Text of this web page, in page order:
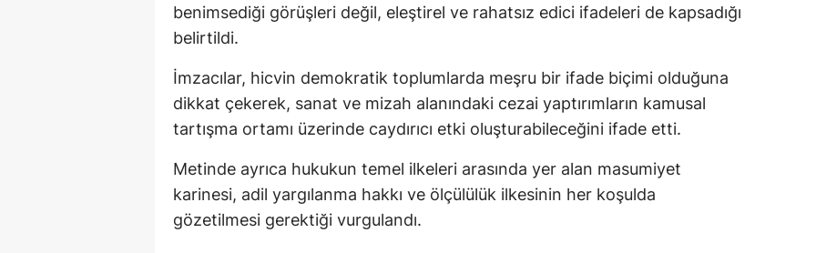
benimsediği görüşleri değil, eleştirel ve rahatsız edici ifadeleri de kapsadığı
belirtildi.
İmzacılar, hicvin demokratik toplumlarda meşru bir ifade biçimi olduğuna
dikkat çekerek, sanat ve mizah alanındaki cezai yaptırımların kamusal
tartışma ortamı üzerinde caydırıcı etki oluşturabileceğini ifade etti.
Metinde ayrıca hukukun temel ilkeleri arasında yer alan masumiyet
karinesi, adil yargılanma hakkı ve ölçülülük ilkesinin her koşulda
gözetilmesi gerektiği vurgulandı.